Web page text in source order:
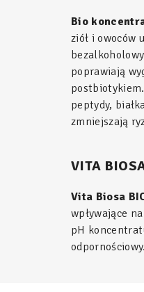
Bio
ziół i owoców
poprawiają
peptydy,
zmniejszają
VITA
Vita Biosa
wpływające
pH